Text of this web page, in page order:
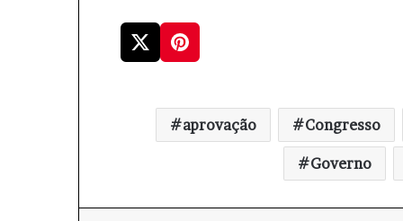
aprovação Congresso
Governo